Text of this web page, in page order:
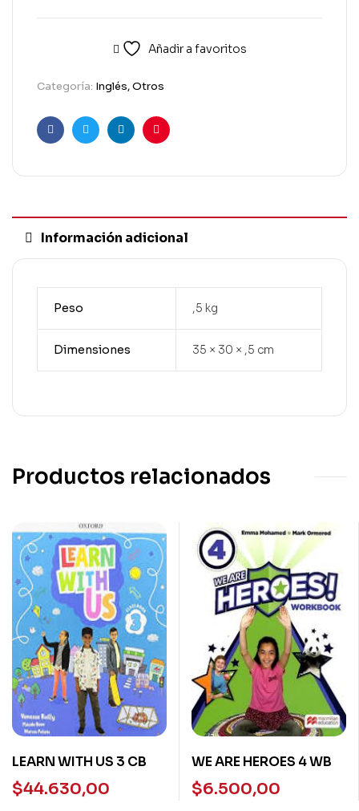
Añadir a favoritos
Categoría: Inglés, Otros
FacebookTwitterLinkedinPinterest
Información adicional
Peso ,5 kg
Dimensiones 35 × 30 × ,5 cm
Productos relacionados
LEARN WITH US 3 CB
$44.630,00
WE ARE HEROES 4 WB
$6.500,00